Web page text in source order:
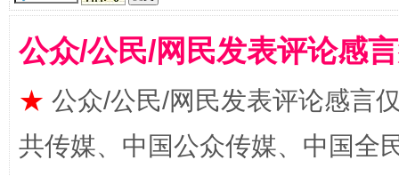
公众/公民/网民发表评论感
★ 公众/公民/网民发表评论感言
共传媒、中国公众传媒、中国全